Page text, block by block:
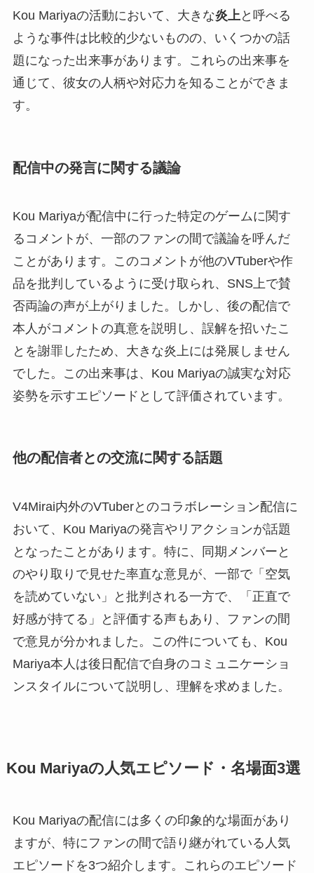
Kou Mariyaの活動において、大きな炎上と呼べる
ような事件は比較的少ないものの、いくつかの話
題になった出来事があります。これらの出来事を
通じて、彼女の人柄や対応力を知ることができま
す。
配信中の発言に関する議論
Kou Mariyaが配信中に行った特定のゲームに関す
るコメントが、一部のファンの間で議論を呼んだ
ことがあります。このコメントが他のVTuberや作
品を批判しているように受け取られ、SNS上で賛
否両論の声が上がりました。しかし、後の配信で
本人がコメントの真意を説明し、誤解を招いたこ
とを謝罪したため、大きな炎上には発展しません
でした。この出来事は、Kou Mariyaの誠実な対応
姿勢を示すエピソードとして評価されています。
他の配信者との交流に関する話題
V4Mirai内外のVTuberとのコラボレーション配信に
おいて、Kou Mariyaの発言やリアクションが話題
となったことがあります。特に、同期メンバーと
のやり取りで見せた率直な意見が、一部で「空気
を読めていない」と批判される一方で、「正直で
好感が持てる」と評価する声もあり、ファンの間
で意見が分かれました。この件についても、Kou
Mariya本人は後日配信で自身のコミュニケーショ
ンスタイルについて説明し、理解を求めました。
Kou Mariyaの人気エピソード・名場面3選
Kou Mariyaの配信には多くの印象的な場面があり
ますが、特にファンの間で語り継がれている人気
エピソードを3つ紹介します。これらのエピソード